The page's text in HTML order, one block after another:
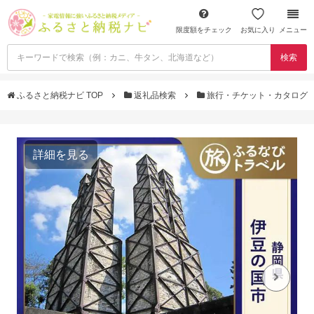
限度額をチェック お気に入り メニュー
検索
ふるさと納税ナビ TOP 返礼品検索 旅行・チケット・カタログ
詳細を見る